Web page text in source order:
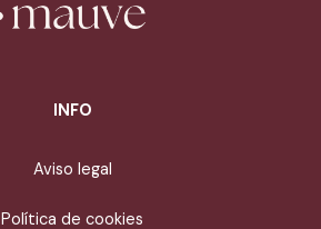
INFO
Aviso legal
Política de cookies